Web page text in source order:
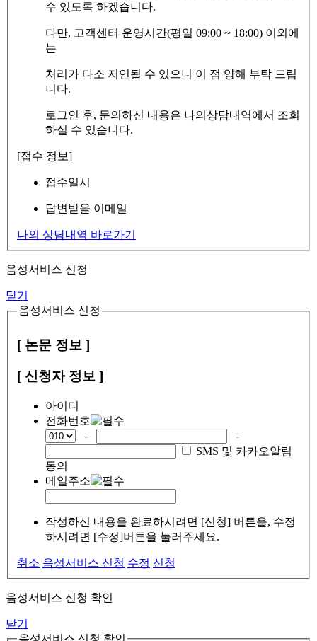
수 있도록 하겠습니다.
다만, 고객센터 운영시간(평일 09:00 ~ 18:00) 이외에
는
처리가 다소 지연될 수 있으니 이 점 양해 부탁 드립
니다.
로그인 후, 문의하신 내용은 나의상담내역에서 조회
하실 수 있습니다.
[접수 정보]
접수일시
답변받을 이메일
나의 상담내역 바로가기
음성서비스 신청
닫기
음성서비스 신청
[ 논문 정보 ]
[ 신청자 정보 ]
아이디
전화번호
-
-
SMS 및 카카오알림
동의
메일주소
작성하신 내용을 완료하시려면 [신청] 버튼을, 수정
하시려면 [수정]버튼을 눌러주세요.
취소 음성서비스 신청 수정 신청
음성서비스 신청 확인
닫기
음성서비스 신청 확인